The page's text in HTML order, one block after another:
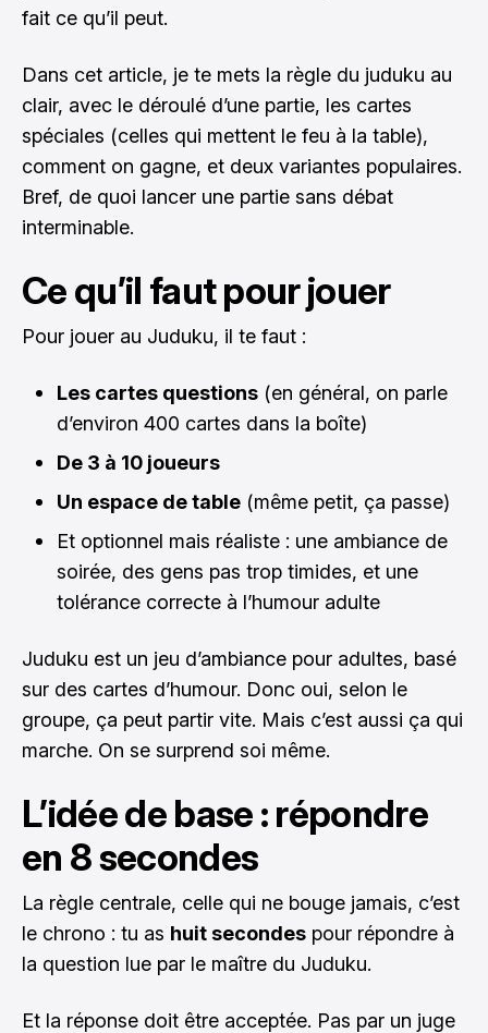
fait ce qu’il peut.
Dans cet article, je te mets la règle du juduku au
clair, avec le déroulé d’une partie, les cartes
spéciales (celles qui mettent le feu à la table),
comment on gagne, et deux variantes populaires.
Bref, de quoi lancer une partie sans débat
interminable.
Ce qu’il faut pour jouer
Pour jouer au Juduku, il te faut :
Les cartes questions (en général, on parle
d’environ 400 cartes dans la boîte)
De 3 à 10 joueurs
Un espace de table (même petit, ça passe)
Et optionnel mais réaliste : une ambiance de
soirée, des gens pas trop timides, et une
tolérance correcte à l’humour adulte
Juduku est un jeu d’ambiance pour adultes, basé
sur des cartes d’humour. Donc oui, selon le
groupe, ça peut partir vite. Mais c’est aussi ça qui
marche. On se surprend soi même.
L’idée de base : répondre
en 8 secondes
La règle centrale, celle qui ne bouge jamais, c’est
le chrono : tu as huit secondes pour répondre à
la question lue par le maître du Juduku.
Et la réponse doit être acceptée. Pas par un juge